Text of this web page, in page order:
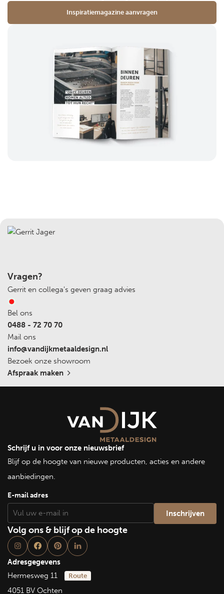
Inspiratiemagazine aanvragen
Vragen?
Gerrit en collega's geven graag advies
Bel ons
0488 - 72 70 70
Mail ons
info@vandijkmetaaldesign.nl
Bezoek onze showroom
Afspraak maken
Schrijf u in voor onze nieuwsbrief
Blijf op de hoogte van nieuwe producten, acties en andere
aanbiedingen.
E-mail adres
Volg ons & blijf op de hoogte
Adresgegevens
Hermesweg 11
Route
4051 BV Ochten